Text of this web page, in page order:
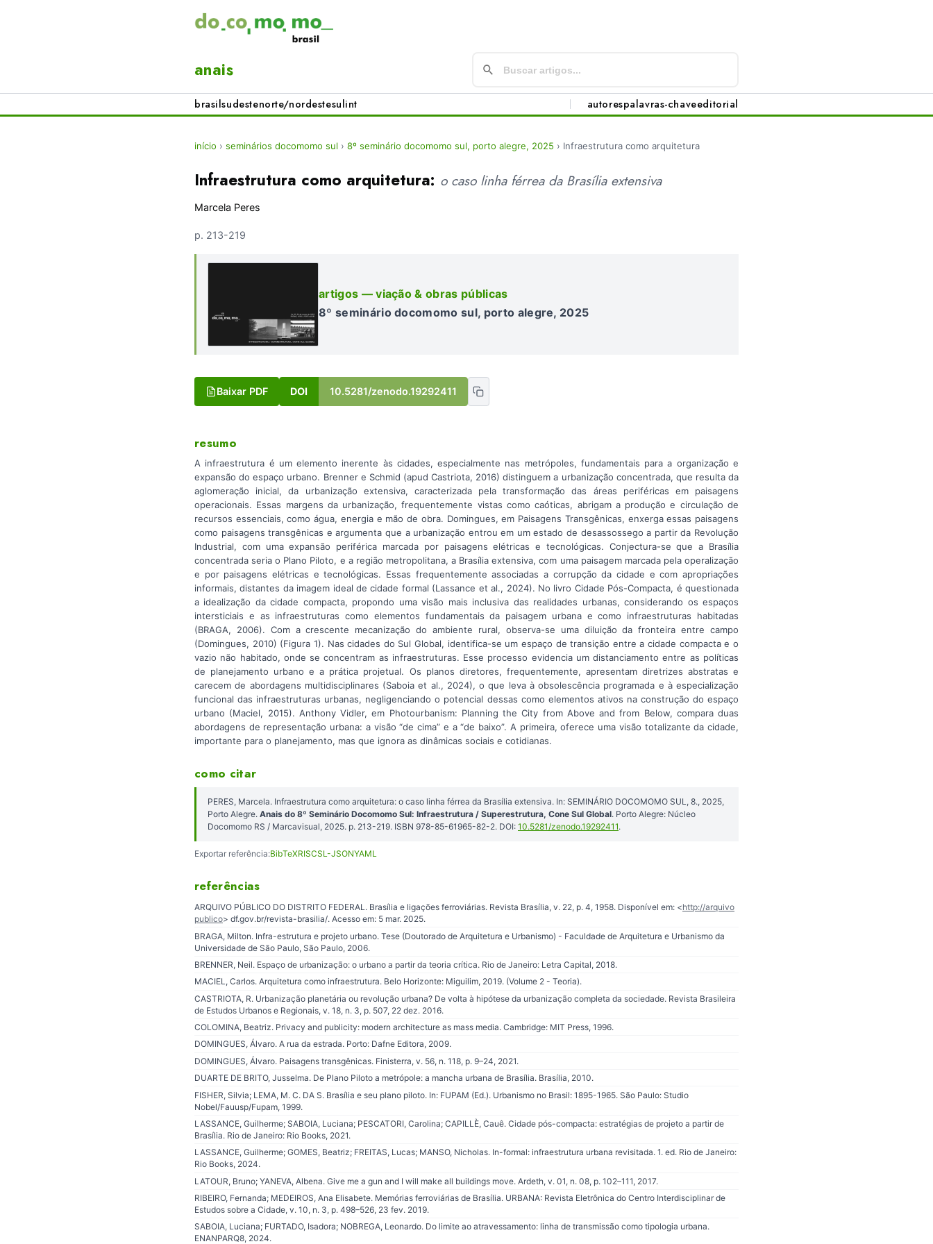
anais
brasilsudestenorte/nordestesulint autorespalavras-chaveeditorial
início › seminários docomomo sul › 8º seminário docomomo sul, porto alegre, 2025 › Infraestrutura como arquitetura
Infraestrutura como arquitetura: o caso linha férrea da Brasília extensiva
Marcela Peres
p. 213-219
artigos — viação & obras públicas
8º seminário docomomo sul, porto alegre, 2025
Baixar PDF DOI 10.5281/zenodo.19292411
resumo
A infraestrutura é um elemento inerente às cidades, especialmente nas metrópoles, fundamentais para a organização e
expansão do espaço urbano. Brenner e Schmid (apud Castriota, 2016) distinguem a urbanização concentrada, que resulta da
aglomeração inicial, da urbanização extensiva, caracterizada pela transformação das áreas periféricas em paisagens
operacionais. Essas margens da urbanização, frequentemente vistas como caóticas, abrigam a produção e circulação de
recursos essenciais, como água, energia e mão de obra. Domingues, em Paisagens Transgênicas, enxerga essas paisagens
como paisagens transgênicas e argumenta que a urbanização entrou em um estado de desassossego a partir da Revolução
Industrial, com uma expansão periférica marcada por paisagens elétricas e tecnológicas. Conjectura-se que a Brasília
concentrada seria o Plano Piloto, e a região metropolitana, a Brasília extensiva, com uma paisagem marcada pela operalização
e por paisagens elétricas e tecnológicas. Essas frequentemente associadas a corrupção da cidade e com apropriações
informais, distantes da imagem ideal de cidade formal (Lassance et al., 2024). No livro Cidade Pós-Compacta, é questionada
a idealização da cidade compacta, propondo uma visão mais inclusiva das realidades urbanas, considerando os espaços
intersticiais e as infraestruturas como elementos fundamentais da paisagem urbana e como infraestruturas habitadas
(BRAGA, 2006). Com a crescente mecanização do ambiente rural, observa-se uma diluição da fronteira entre campo
(Domingues, 2010) (Figura 1). Nas cidades do Sul Global, identifica-se um espaço de transição entre a cidade compacta e o
vazio não habitado, onde se concentram as infraestruturas. Esse processo evidencia um distanciamento entre as políticas
de planejamento urbano e a prática projetual. Os planos diretores, frequentemente, apresentam diretrizes abstratas e
carecem de abordagens multidisciplinares (Saboia et al., 2024), o que leva à obsolescência programada e à especialização
funcional das infraestruturas urbanas, negligenciando o potencial dessas como elementos ativos na construção do espaço
urbano (Maciel, 2015). Anthony Vidler, em Photourbanism: Planning the City from Above and from Below, compara duas
abordagens de representação urbana: a visão “de cima” e a “de baixo”. A primeira, oferece uma visão totalizante da cidade,
importante para o planejamento, mas que ignora as dinâmicas sociais e cotidianas.
como citar
PERES, Marcela. Infraestrutura como arquitetura: o caso linha férrea da Brasília extensiva. In: SEMINÁRIO DOCOMOMO SUL, 8., 2025,
Porto Alegre. Anais do 8º Seminário Docomomo Sul: Infraestrutura / Superestrutura, Cone Sul Global. Porto Alegre: Núcleo
Docomomo RS / Marcavisual, 2025. p. 213-219. ISBN 978-85-61965-82-2. DOI: 10.5281/zenodo.19292411.
Exportar referência:BibTeXRISCSL-JSONYAML
referências
ARQUIVO PÚBLICO DO DISTRITO FEDERAL. Brasília e ligações ferroviárias. Revista Brasília, v. 22, p. 4, 1958. Disponível em: <http://arquivo
publico> df.gov.br/revista-brasilia/. Acesso em: 5 mar. 2025.
BRAGA, Milton. Infra-estrutura e projeto urbano. Tese (Doutorado de Arquitetura e Urbanismo) - Faculdade de Arquitetura e Urbanismo da
Universidade de São Paulo, São Paulo, 2006.
BRENNER, Neil. Espaço de urbanização: o urbano a partir da teoria crítica. Rio de Janeiro: Letra Capital, 2018.
MACIEL, Carlos. Arquitetura como infraestrutura. Belo Horizonte: Miguilim, 2019. (Volume 2 - Teoria).
CASTRIOTA, R. Urbanização planetária ou revolução urbana? De volta à hipótese da urbanização completa da sociedade. Revista Brasileira
de Estudos Urbanos e Regionais, v. 18, n. 3, p. 507, 22 dez. 2016.
COLOMINA, Beatriz. Privacy and publicity: modern architecture as mass media. Cambridge: MIT Press, 1996.
DOMINGUES, Álvaro. A rua da estrada. Porto: Dafne Editora, 2009.
DOMINGUES, Álvaro. Paisagens transgênicas. Finisterra, v. 56, n. 118, p. 9–24, 2021.
DUARTE DE BRITO, Jusselma. De Plano Piloto a metrópole: a mancha urbana de Brasília. Brasília, 2010.
FISHER, Silvia; LEMA, M. C. DA S. Brasília e seu plano piloto. In: FUPAM (Ed.). Urbanismo no Brasil: 1895-1965. São Paulo: Studio
Nobel/Fauusp/Fupam, 1999.
LASSANCE, Guilherme; SABOIA, Luciana; PESCATORI, Carolina; CAPILLÈ, Cauê. Cidade pós-compacta: estratégias de projeto a partir de
Brasília. Rio de Janeiro: Rio Books, 2021.
LASSANCE, Guilherme; GOMES, Beatriz; FREITAS, Lucas; MANSO, Nicholas. In-formal: infraestrutura urbana revisitada. 1. ed. Rio de Janeiro:
Rio Books, 2024.
LATOUR, Bruno; YANEVA, Albena. Give me a gun and I will make all buildings move. Ardeth, v. 01, n. 08, p. 102–111, 2017.
RIBEIRO, Fernanda; MEDEIROS, Ana Elisabete. Memórias ferroviárias de Brasília. URBANA: Revista Eletrônica do Centro Interdisciplinar de
Estudos sobre a Cidade, v. 10, n. 3, p. 498–526, 23 fev. 2019.
SABOIA, Luciana; FURTADO, Isadora; NOBREGA, Leonardo. Do limite ao atravessamento: linha de transmissão como tipologia urbana.
ENANPARQ8, 2024.